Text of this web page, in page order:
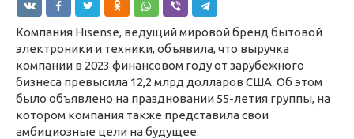
Компания Hisense, ведущий мировой бренд бытовой
электроники и техники, объявила, что выручка
компании в 2023 финансовом году от зарубежного
бизнеса превысила 12,2 млрд долларов США. Об этом
было объявлено на праздновании 55-летия группы, на
котором компания также представила свои
амбициозные цели на будущее.